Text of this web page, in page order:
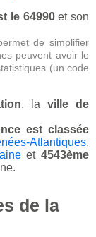
le 64990et son
de simplifier
peuvent avoir le
(un code
, laville de
est classée
Atlantiques,
et4543ème
de la